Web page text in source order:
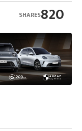
820
SHARES